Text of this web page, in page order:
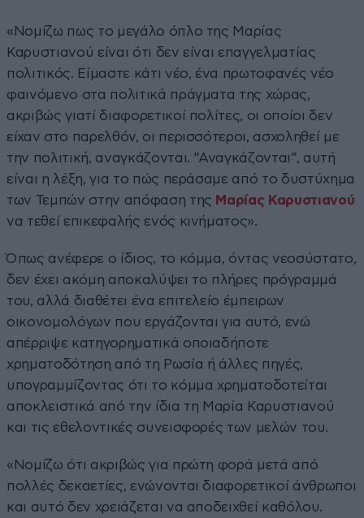
«Νομίζω πως το μεγάλο όπλο της Μαρίας
Καρυστιανού είναι ότι δεν είναι επαγγελματίας
πολιτικός. Είμαστε κάτι νέο, ένα πρωτοφανές νέο
φαινόμενο στα πολιτικά πράγματα της χώρας,
ακριβώς γιατί διαφορετικοί πολίτες, οι οποίοι δεν
είχαν στο παρελθόν, οι περισσότεροι, ασχοληθεί με
την πολιτική, αναγκάζονται. “Αναγκάζονται”, αυτή
είναι η λέξη, για το πώς περάσαμε από το δυστύχημα
των Τεμπών στην απόφαση της Μαρίας Καρυστιανού
να τεθεί επικεφαλής ενός κινήματος».
Όπως ανέφερε ο ίδιος, το κόμμα, όντας νεοσύστατο,
δεν έχει ακόμη αποκαλύψει το πλήρες πρόγραμμά
του, αλλά διαθέτει ένα επιτελείο έμπειρων
οικονομολόγων που εργάζονται για αυτό, ενώ
απέρριψε κατηγορηματικά οποιαδήποτε
χρηματοδότηση από τη Ρωσία ή άλλες πηγές,
υπογραμμίζοντας ότι το κόμμα χρηματοδοτείται
αποκλειστικά από την ίδια τη Μαρία Καρυστιανού
και τις εθελοντικές συνεισφορές των μελών του.
«Νομίζω ότι ακριβώς για πρώτη φορά μετά από
πολλές δεκαετίες, ενώνονται διαφορετικοί άνθρωποι
και αυτό δεν χρειάζεται να αποδειχθεί καθόλου.